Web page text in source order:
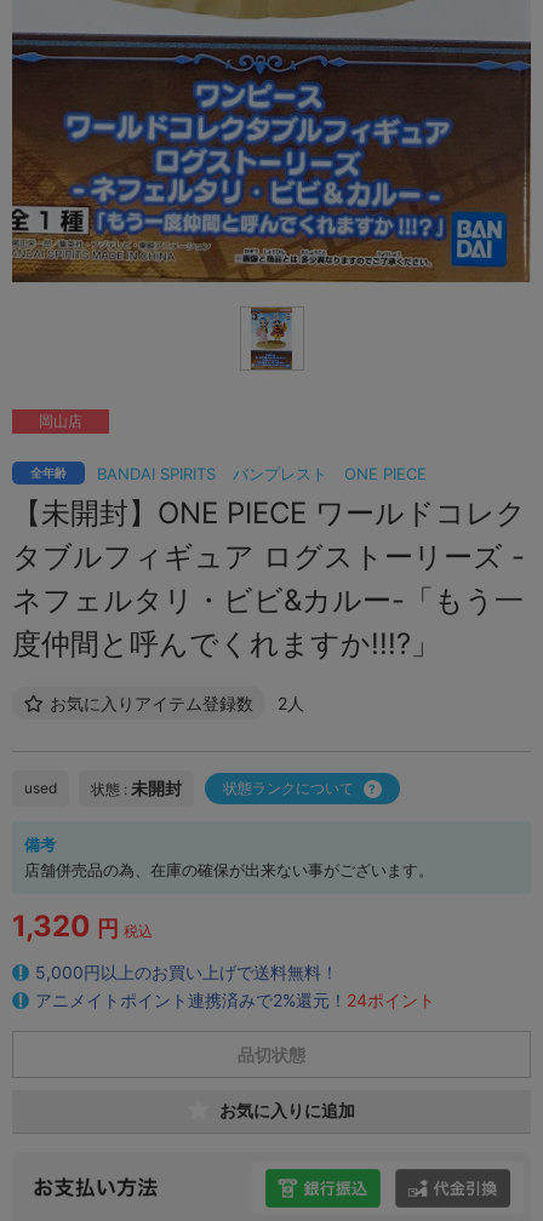
BANDAI SPIRITS バンプレスト ONE PIECE
全年齢
【未開封】ONE PIECE ワールドコレク
タブルフィギュア ログストーリーズ -
ネフェルタリ・ビビ&カルー-「もう一
度仲間と呼んでくれますか!!!?」
お気に入りアイテム登録数 2人
岡山店
used 状態 : 未開封 状態ランクについて
備考
店舗併売品の為、在庫の確保が出来ない事がございます。
1,320 円 税込
5,000円以上のお買い上げで送料無料！
アニメイトポイント連携済みで2%還元！ 24ポイント
品切状態
お気に入りに追加